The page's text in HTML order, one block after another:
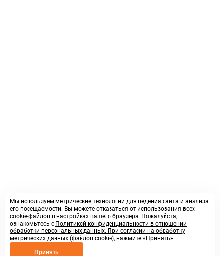
Мы используем метрические технологии для ведения сайта и анализа
его посещаемости. Вы можете отказаться от использования всех
cookie-файлов в настройках вашего браузера. Пожалуйста,
ознакомьтесь с Политикой конфиденциальности в отношении
обработки персональных данных. При согласии на обработку
метрических данных (файлов cookie), нажмите «Принять».
Принять